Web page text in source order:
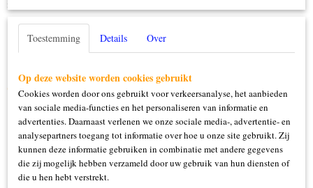
Ook interessant
Toestemming Details Over
Op deze website worden cookies gebruikt
Cookies worden door ons gebruikt voor verkeersanalyse, het aanbieden
van sociale media-functies en het personaliseren van informatie en
advertenties. Daarnaast verlenen we onze sociale media-, advertentie- en
analysepartners toegang tot informatie over hoe u onze site gebruikt. Zij
kunnen deze informatie gebruiken in combinatie met andere gegevens
die zij mogelijk hebben verzameld door uw gebruik van hun diensten of
die u hen hebt verstrekt.